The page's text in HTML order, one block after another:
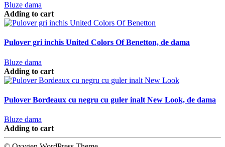
Bluze dama
Adding to cart
Pulover gri inchis United Colors Of Benetton, de dama
Bluze dama
Adding to cart
Pulover Bordeaux cu negru cu guler inalt New Look, de dama
Bluze dama
Adding to cart